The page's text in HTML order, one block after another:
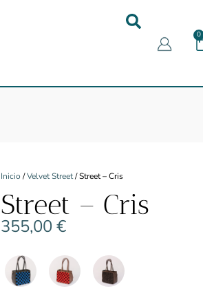
0
Inicio /Velvet Street/ Street – Cris
Street – Cris
355,00€